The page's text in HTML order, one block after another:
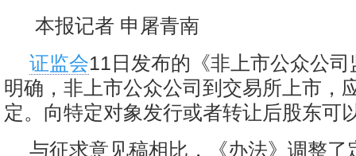
本报记者 申屠青南
证监会11日发布的《非上市公众公
明确，非上市公众公司到交易所上市，
定。向特定对象发行或者转让后股东可
与征求意见稿相比，《办法》调整了